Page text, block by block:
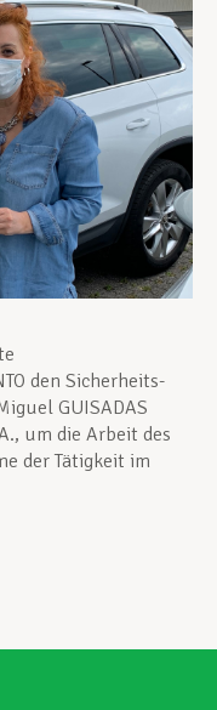
den Sicherheits-
GUISADAS
um die Arbeit des
der Tätigkeit im